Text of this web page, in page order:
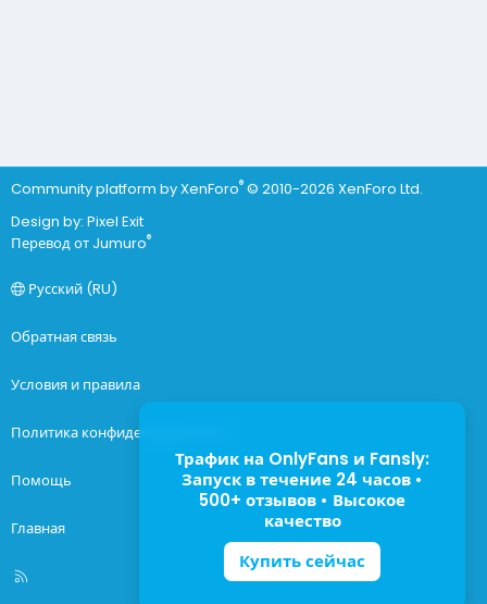
Community platform by XenForo® © 2010-2026 XenForo Ltd.
Design by: Pixel Exit
Перевод от Jumuro®
Русский (RU)
Обратная связь
Условия и правила
Политика конфиденциальности
Помощь
Главная
R
Трафик на OnlyFans и Fansly:
Запуск в течение 24 часов •
500+ отзывов • Высокое
качество
Купить сейчас